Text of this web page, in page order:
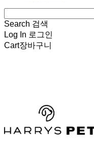
Search 검색
Log In 로그인
Cart장바구니